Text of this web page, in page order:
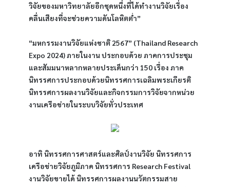
วิจัยของมหาวิทยาลัยอีกชุดหนึ่งที่ได้ทำงานวิจัยเรื่อง
คลื่นเสียงที่จะช่วยความดันโลหิตต่ำ”
“มหกรรมงานวิจัยแห่งชาติ 2567” (Thailand Research
Expo 2024) ภายในงาน ประกอบด้วย ภาคการประชุม
และสัมมนาหลากหลายประเด็นกว่า 150 เรื่อง ภาค
นิทรรศการประกอบด้วยนิทรรศการเฉลิมพระเกียรติ
นิทรรศการผลงานวิจัยและกิจกรรมการวิจัยจากหน่วย
งานเครือข่ายในระบบวิจัยทั่วประเทศ
อาทิ นิทรรศการศาสตร์และศิลป์งานวิจัย นิทรรศการ
เครือข่ายวิจัยภูมิภาค นิทรรศการ Research Festival
งานวิจัยขายได้ นิทรรศการผลงานนวัตกรรมสาย